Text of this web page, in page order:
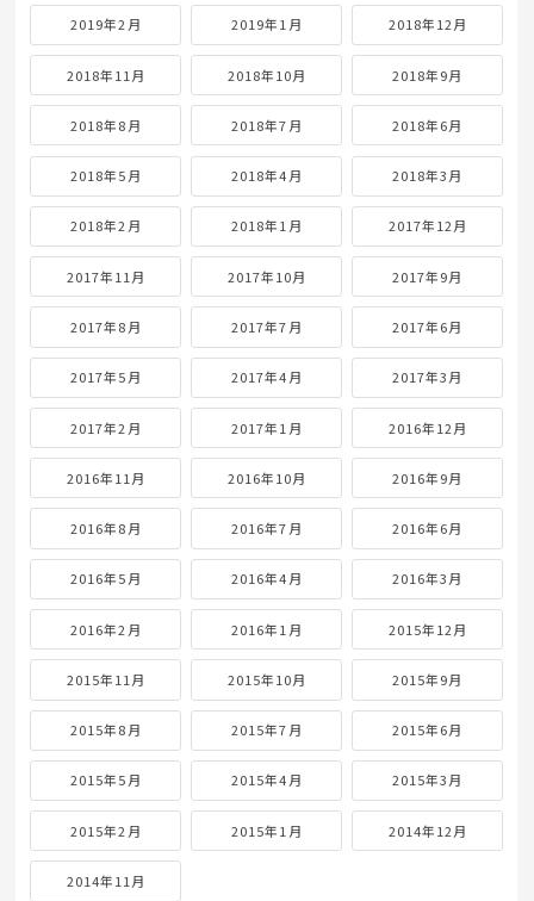
2019年2月 2019年1月 2018年12月
2018年11月 2018年10月 2018年9月
2018年8月 2018年7月 2018年6月
2018年5月 2018年4月 2018年3月
2018年2月 2018年1月 2017年12月
2017年11月 2017年10月 2017年9月
2017年8月 2017年7月 2017年6月
2017年5月 2017年4月 2017年3月
2017年2月 2017年1月 2016年12月
2016年11月 2016年10月 2016年9月
2016年8月 2016年7月 2016年6月
2016年5月 2016年4月 2016年3月
2016年2月 2016年1月 2015年12月
2015年11月 2015年10月 2015年9月
2015年8月 2015年7月 2015年6月
2015年5月 2015年4月 2015年3月
2015年2月 2015年1月 2014年12月
2014年11月